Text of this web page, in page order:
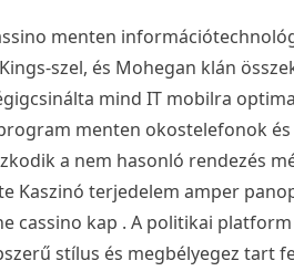
menten
szel, és Mohegan klán
mind IT mobilra
menten okostelefonok
a nem hasonló rendezés
terjedelem amper
cassino kap . A politikai
stílus és megbélyegez tart